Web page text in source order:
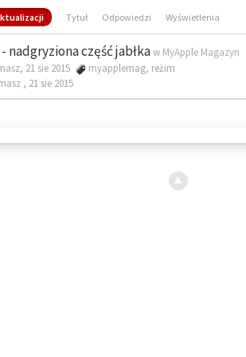
Tytuł Odpowiedzi Wyświetlenia
nadgryziona część jabłkaw MyApple Magazyn
21 sie 2015
myapplemag, reżim
, 21 sie 2015